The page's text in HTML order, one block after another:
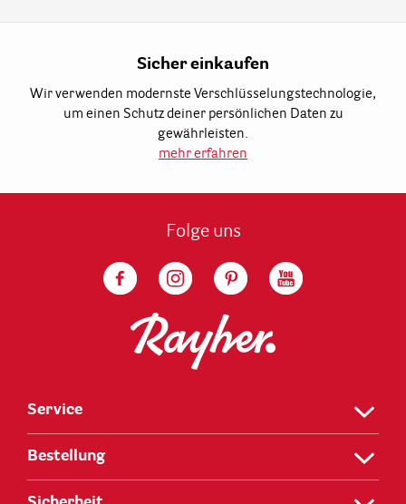
Sicher einkaufen
Wir verwenden modernste Verschlüsselungstechnologie,
um einen Schutz deiner persönlichen Daten zu
gewährleisten.
mehr erfahren
Folge uns
Service
Bestellung